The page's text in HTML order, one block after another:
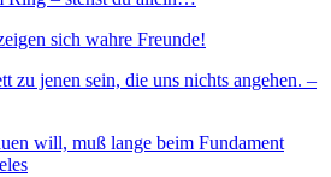
sich wahre Freunde!
zu jenen sein, die uns nichts angehen. –
will, muß lange beim Fundament